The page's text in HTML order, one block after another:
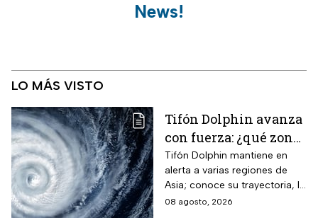
News!
LO MÁS VISTO
Tifón Dolphin avanza
con fuerza: ¿qué zonas
están en alerta?
Tifón Dolphin mantiene en
alerta a varias regiones de
Asia; conoce su trayectoria, la
fuerza de sus vientos y qué se
08 agosto, 2026